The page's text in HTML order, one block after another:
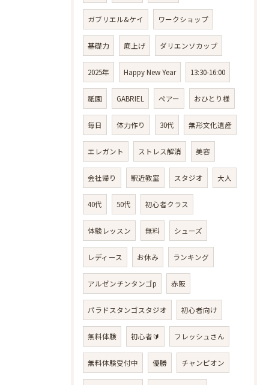
ガブリエル&ケイ ワークショップ
基礎力 底上げ ダリエンソカップ
2025年 Happy New Year 13:30-16:00
祇園 GABRIEL ペアー おひとり様
毎日 体力作り 30代 無形文化遺産
エレガント ストレス解消 美容
会社帰り 駅近教室 スタジオ 大人
40代 50代 初心者クラス
体験レッスン 無料 シューズ
レディース お休み ランキング
アルゼンチンタンゴp 赤阪
パラドスタンゴスタジオ 初心者向け
無料体験 初心者🔰 フレッシュさん
無料体験受付中 優勝 チャンピオン